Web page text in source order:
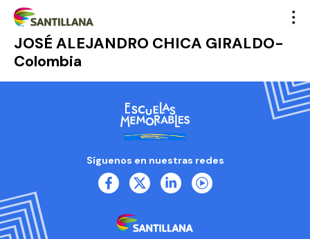
JOSÉ ALEJANDRO CHICA GIRALDO-
Colombia
Síguenos en nuestras redes